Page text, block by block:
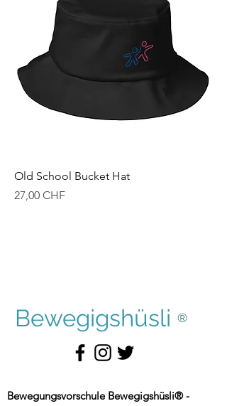
Old School Bucket Hat
Prezzo
27,00 CHF
Bewegigshüsli ®
Bewegungsvorschule Bewegigshüsli® -